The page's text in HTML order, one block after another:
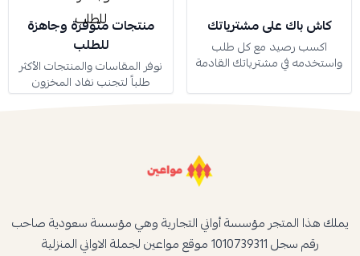
كاش باك على مشترياتك
اكسب رصيد مع كل طلب
واستخدمه في مشترياتك القادمة
منتجات متوفرة وجاهزة
للطلب
نوفر المقاسات والمنتجات الأكثر
طلباً لتجنب نفاد المخزون
يملك هذا المتجر مؤسسة أواني التجارية وهي مؤسسة سعودية صاحب
رقم سجل 1010739311 موقع مواعين لجملة الاواني المنزلية